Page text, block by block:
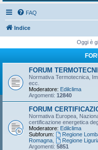
FAQ
Indice
Oggi è
FORUM
Normativa Termotecnica,
ecc.
Moderatore: Edilclima
Argomenti: 12840
FORUM
Normativa Europea,
certificazione energetica
Moderatore: Edilclima
Subforum:
Regione
Romagna
Regione
Argomenti: 5851